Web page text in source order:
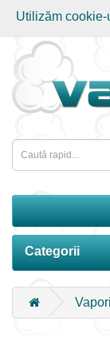
Utilizăm cookie-
Categorii